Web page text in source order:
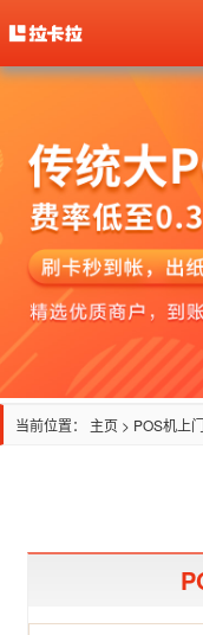
当前位置： 主页 > POS机上